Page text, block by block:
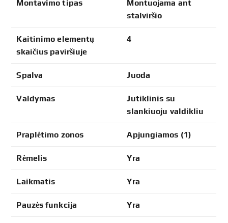
Montavimo tipas
Montuojama ant
stalviršio
Kaitinimo elementų
skaičius paviršiuje
4
Spalva Juoda
Valdymas
Jutiklinis su
slankiuoju valdikliu
Praplėtimo zonos Apjungiamos (1)
Rėmelis Yra
Laikmatis Yra
Pauzės funkcija Yra